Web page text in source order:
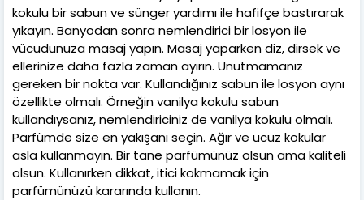
kokulu bir sabun ve sünger yardımı ile hafifçe bastırarak
yıkayın. Banyodan sonra nemlendirici bir losyon ile
vücudunuza masaj yapın. Masaj yaparken diz, dirsek ve
ellerinize daha fazla zaman ayırın. Unutmamanız
gereken bir nokta var. Kullandığınız sabun ile losyon aynı
özellikte olmalı. Örneğin vanilya kokulu sabun
kullandıysanız, nemlendiriciniz de vanilya kokulu olmalı.
Parfümde size en yakışanı seçin. Ağır ve ucuz kokular
asla kullanmayın. Bir tane parfümünüz olsun ama kaliteli
olsun. Kullanırken dikkat, itici kokmamak için
parfümünüzü kararında kullanın.